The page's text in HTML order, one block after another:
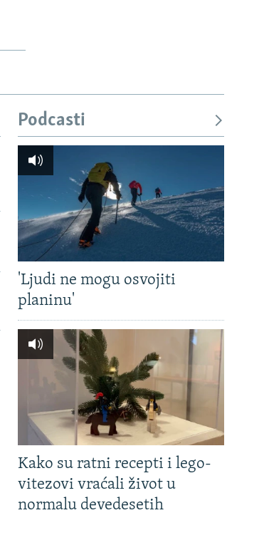
Podcasti
'Ljudi ne mogu osvojiti
planinu'
Kako su ratni recepti i lego-
vitezovi vraćali život u
normalu devedesetih